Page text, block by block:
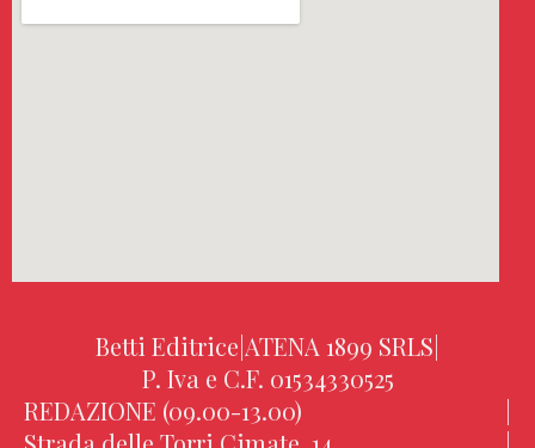
Betti Editrice ATENA 1899 SRLS
P. Iva e C.F. 01534330525
REDAZIONE (09.00-13.00)